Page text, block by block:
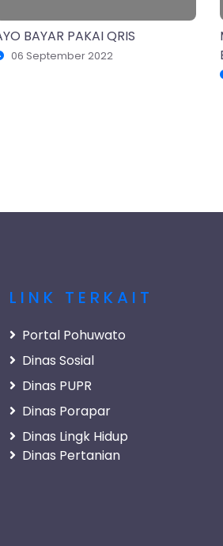
BAYAR PAKAI QRIS
06 September 2022
LINK TERKAIT
Portal Pohuwato
Dinas Sosial
Dinas PUPR
Dinas Porapar
Dinas Lingk Hidup
Dinas Pertanian